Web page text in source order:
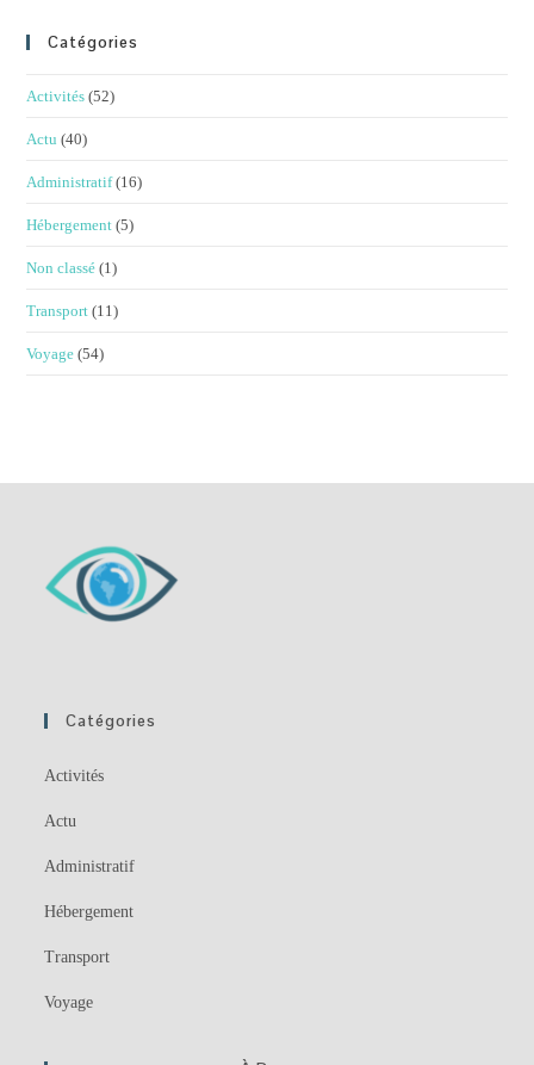
Catégories
Activités (52)
Actu (40)
Administratif (16)
Hébergement (5)
Non classé (1)
Transport (11)
Voyage (54)
Catégories
Activités
Actu
Administratif
Hébergement
Transport
Voyage